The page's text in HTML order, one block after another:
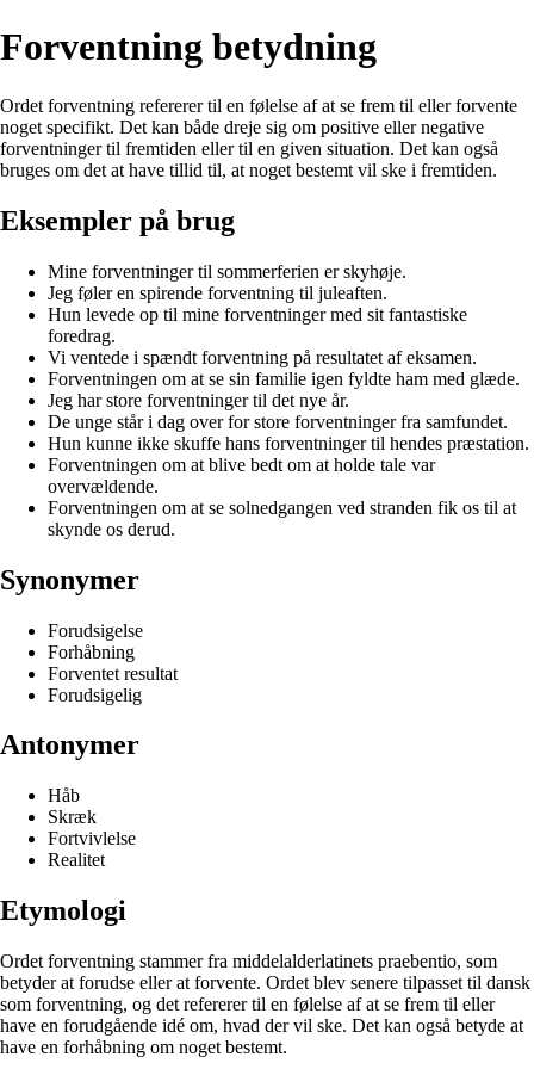
Forventning betydning
Ordet forventning refererer til en følelse af at se frem til eller forvente
noget specifikt. Det kan både dreje sig om positive eller negative
forventninger til fremtiden eller til en given situation. Det kan også
bruges om det at have tillid til, at noget bestemt vil ske i fremtiden.
Eksempler på brug
Mine forventninger til sommerferien er skyhøje.
Jeg føler en spirende forventning til juleaften.
Hun levede op til mine forventninger med sit fantastiske
foredrag.
Vi ventede i spændt forventning på resultatet af eksamen.
Forventningen om at se sin familie igen fyldte ham med glæde.
Jeg har store forventninger til det nye år.
De unge står i dag over for store forventninger fra samfundet.
Hun kunne ikke skuffe hans forventninger til hendes præstation.
Forventningen om at blive bedt om at holde tale var
overvældende.
Forventningen om at se solnedgangen ved stranden fik os til at
skynde os derud.
Synonymer
Forudsigelse
Forhåbning
Forventet resultat
Forudsigelig
Antonymer
Håb
Skræk
Fortvivlelse
Realitet
Etymologi
Ordet forventning stammer fra middelalderlatinets praebentio, som
betyder at forudse eller at forvente. Ordet blev senere tilpasset til dansk
som forventning, og det refererer til en følelse af at se frem til eller
have en forudgående idé om, hvad der vil ske. Det kan også betyde at
have en forhåbning om noget bestemt.